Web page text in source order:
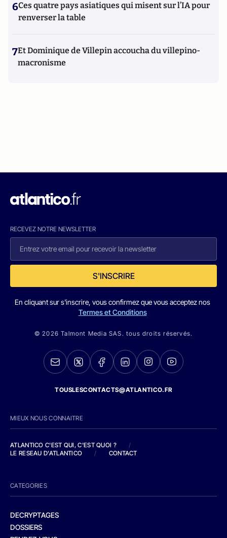
6Ces quatre pays asiatiques qui misent sur l’IA pour
renverser la table
7Et Dominique de Villepin accoucha du villepino-
macronisme
RECEVEZ NOTRE NEWSLETTER
S'INSCRIRE
En cliquant sur s'inscrire, vous confirmez que vous acceptez nos
Termes et Conditions
© 2026 Talmont Media SAS. tous droits réservés.
TOUSLESCONTACTS@ATLANTICO.FR
MIEUX NOUS CONNAITRE
ATLANTICO C'EST QUI, C'EST QUOI ?
/
LE RESEAU D'ATLANTICO
/ CONTACT
CATEGORIES
DECRYPTAGES
DOSSIERS